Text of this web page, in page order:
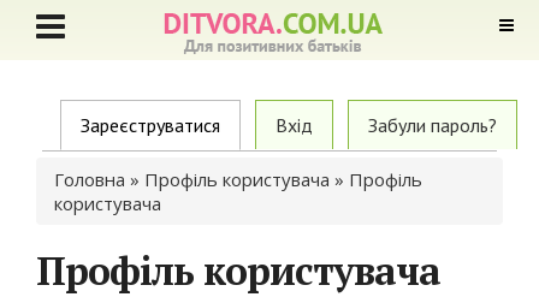
Primary tabs
Зареєструватися (active tab)
Вхід Забули пароль?
Ви є тут
Головна » Профіль користувача » Профіль
користувача
Профіль користувача